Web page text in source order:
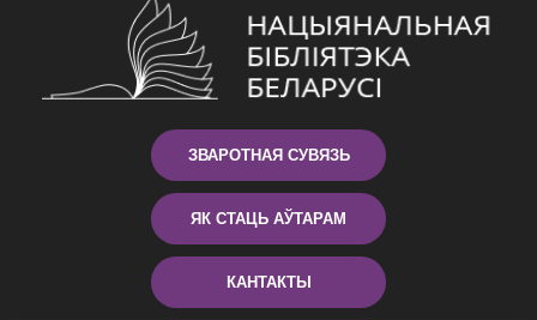
ЗВАРОТНАЯ СУВЯЗЬ
ЯК СТАЦЬ АЎТАРАМ
КАНТАКТЫ